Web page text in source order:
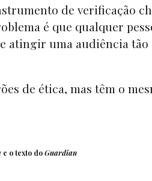
de verificação
é que qualquer
atingir uma audiência
de ética, mas têm o
e o texto doGuardian